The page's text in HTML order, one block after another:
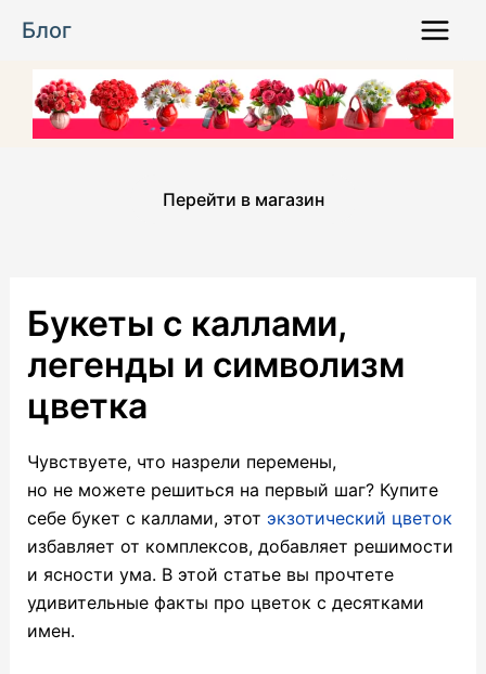
Блог
Menu
Перейти в магазин
Букеты с каллами,
легенды и символизм
цветка
Чувствуете, что назрели перемены,
но не можете решиться на первый шаг? Купите
себе букет с каллами, этот экзотический цветок
избавляет от комплексов, добавляет решимости
и ясности ума. В этой статье вы прочтете
удивительные факты про цветок с десятками
имен.